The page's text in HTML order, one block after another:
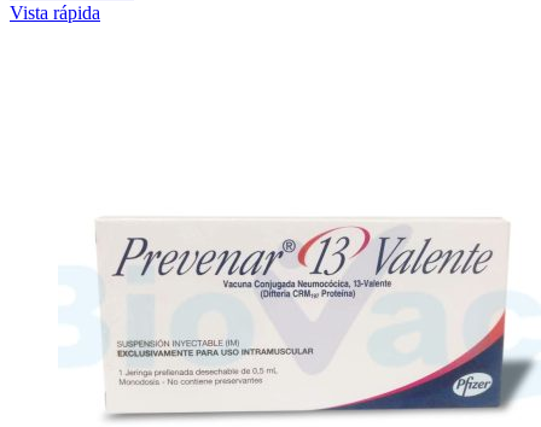
Vista rápida